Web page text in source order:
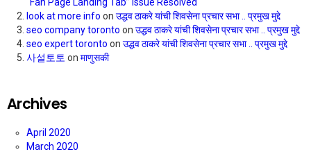
“Fan Page Landing Tab” Issue Resolved
look at more info on उद्धव ठाकरे यांची शिवसेना प्रचार सभा .. प्रमुख मुद्दे
seo company toronto on उद्धव ठाकरे यांची शिवसेना प्रचार सभा .. प्रमुख मुद्दे
seo expert toronto on उद्धव ठाकरे यांची शिवसेना प्रचार सभा .. प्रमुख मुद्दे
사설토토 on माणुसकी
Archives
April 2020
March 2020